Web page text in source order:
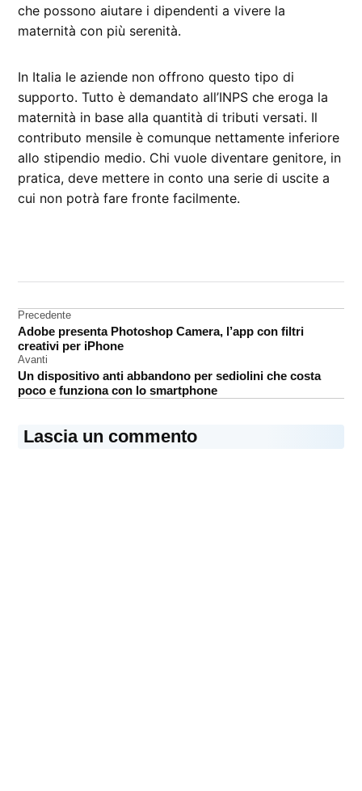
che possono aiutare i dipendenti a vivere la
maternità con più serenità.
In Italia le aziende non offrono questo tipo di
supporto. Tutto è demandato all’INPS che eroga la
maternità in base alla quantità di tributi versati. Il
contributo mensile è comunque nettamente inferiore
allo stipendio medio. Chi vuole diventare genitore, in
pratica, deve mettere in conto una serie di uscite a
cui non potrà fare fronte facilmente.
Navigazione
articoli
Precedente
Adobe presenta Photoshop Camera, l’app con filtri
creativi per iPhone
Avanti
Un dispositivo anti abbandono per sediolini che costa
poco e funziona con lo smartphone
Lascia un commento